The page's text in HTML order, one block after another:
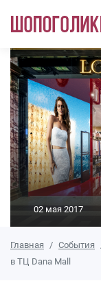
Перейти к
02 мая 2017
Главная События
в ТЦ Dana Mall